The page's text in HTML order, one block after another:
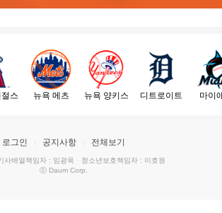
스 뉴욕 메츠 뉴욕 양키스 디트로이트 마이
로그인 공지사항 전체보기
사배열책임자 : 임광욱 · 청소년보호책임자 : 이호원
ⓒ Daum Corp.